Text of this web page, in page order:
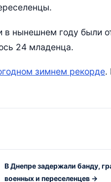
нынешнем году были
24 младенца.
зимнем рекорде.
В Днепре задержали банду,
военных и переселенцев →